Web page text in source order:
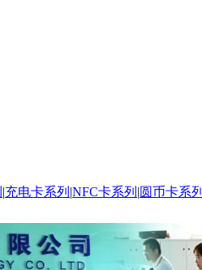
|充电卡系列 |NFC卡系列 |圆币卡系列